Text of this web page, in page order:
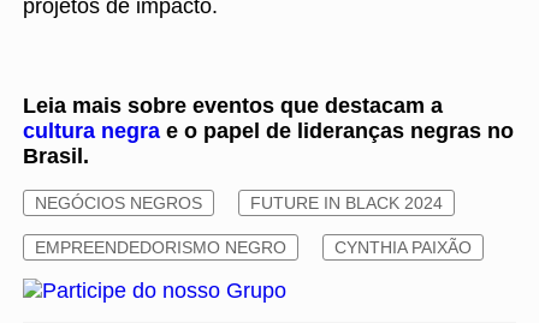
projetos de impacto.
Leia mais sobre eventos que destacam a
cultura negra e o papel de lideranças negras no
Brasil.
NEGÓCIOS NEGROS FUTURE IN BLACK 2024
EMPREENDEDORISMO NEGRO CYNTHIA PAIXÃO